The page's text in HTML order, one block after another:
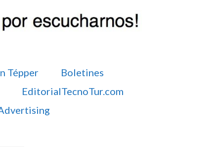
Tépper
Boletines
EditorialTecnoTur.com